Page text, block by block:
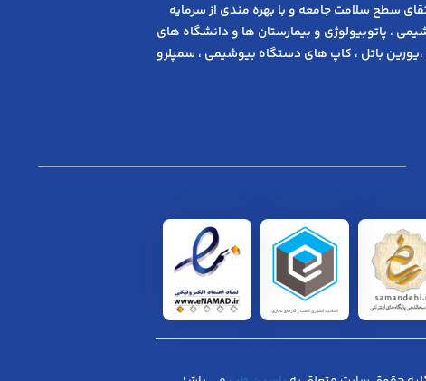
ﺳﻄﺢ ﺳﻼﻣﺖ ﺟﺎﻣﻌﻪ و ﺑﺎ ﺑﻬﺮه ﻣﻨﺪی از ﺳﺮﻣﺎﯾﻪ
، پاتوبیولوژی و بیمارستان ها و دانشگاه های
باتل ، کاپ های دستگاه بیوشیمی ، سمپلرو